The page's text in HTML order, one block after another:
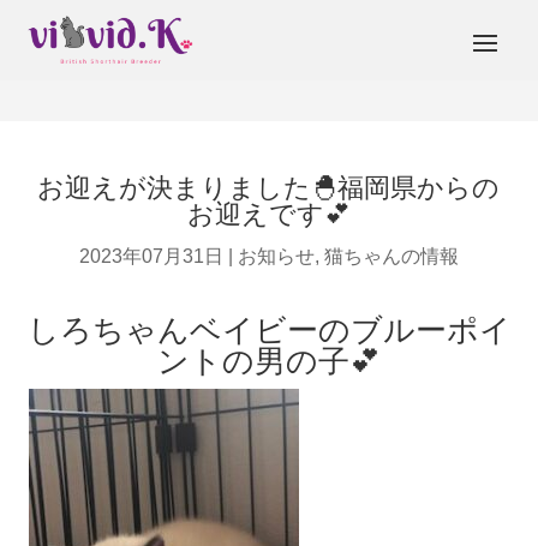
お迎えが決まりました🐣福岡県からの
お迎えです💕
2023年07月31日 お知らせ, 猫ちゃんの情報
しろちゃんベイビーのブルーポイ
ントの男の子💕